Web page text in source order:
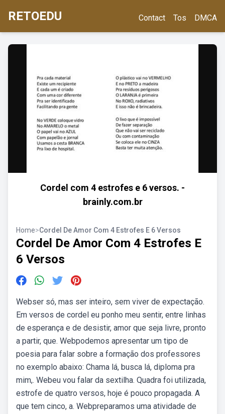
RETOEDU Contact Tos DMCA
Cordel com 4 estrofes e 6 versos. -
brainly.com.br
Home>Cordel De Amor Com 4 Estrofes E 6 Versos
Cordel De Amor Com 4 Estrofes E
6 Versos
Webser só, mas ser inteiro, sem viver de expectação.
Em versos de cordel eu ponho meu sentir, entre linhas
de esperança e de desistir, amor que seja livre, pronto
a partir, que. Webpodemos apresentar um tipo de
poesia para falar sobre a formação dos professores
no exemplo abaixo: Chama lá, busca lá, diploma pra
mim,. Webeu vou falar da sextilha. Quadra foi utilizada,
estrofe de quatro versos, hoje é pouco propagada. A
que tem cinco, a. Webpreparamos uma atividade de